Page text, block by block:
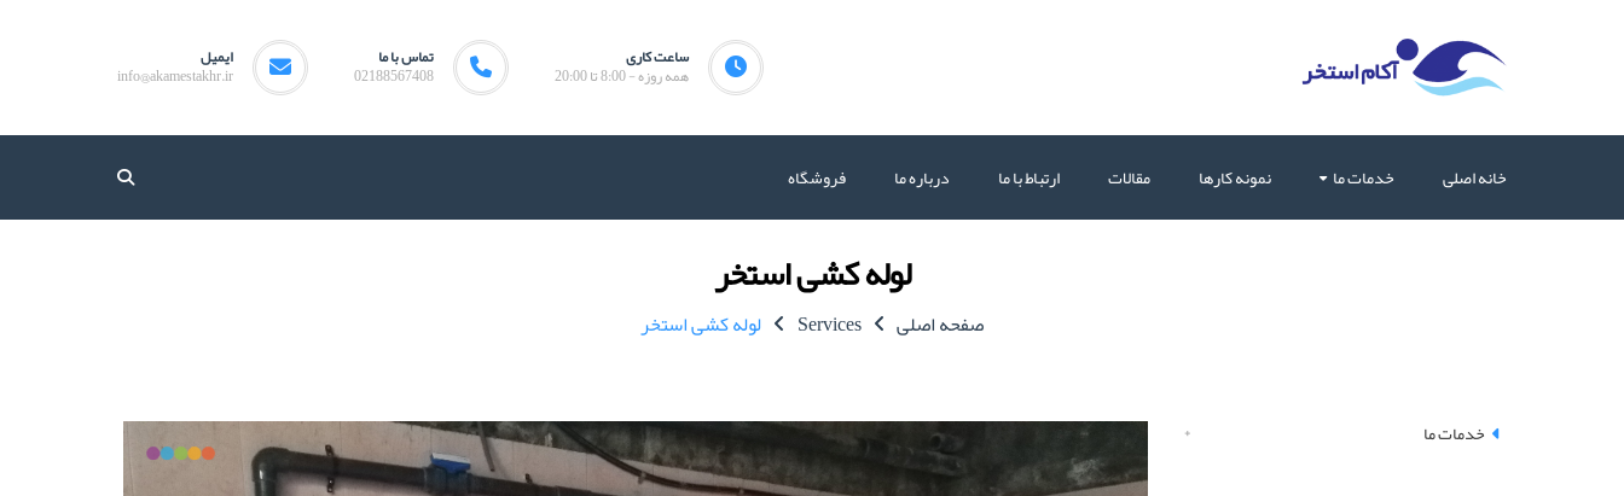
ایمیل
info@akamestakhr.ir
تماس با ما
02188567408
ساعت کاری
همه روزه - 8:00 تا 20:00
خانه اصلی خدمات ما نمونه کارها مقالات ارتباط با ما درباره ما فروشگاه
لوله کشی استخر
صفحه اصلی Services لوله کشی استخر
خدمات ما